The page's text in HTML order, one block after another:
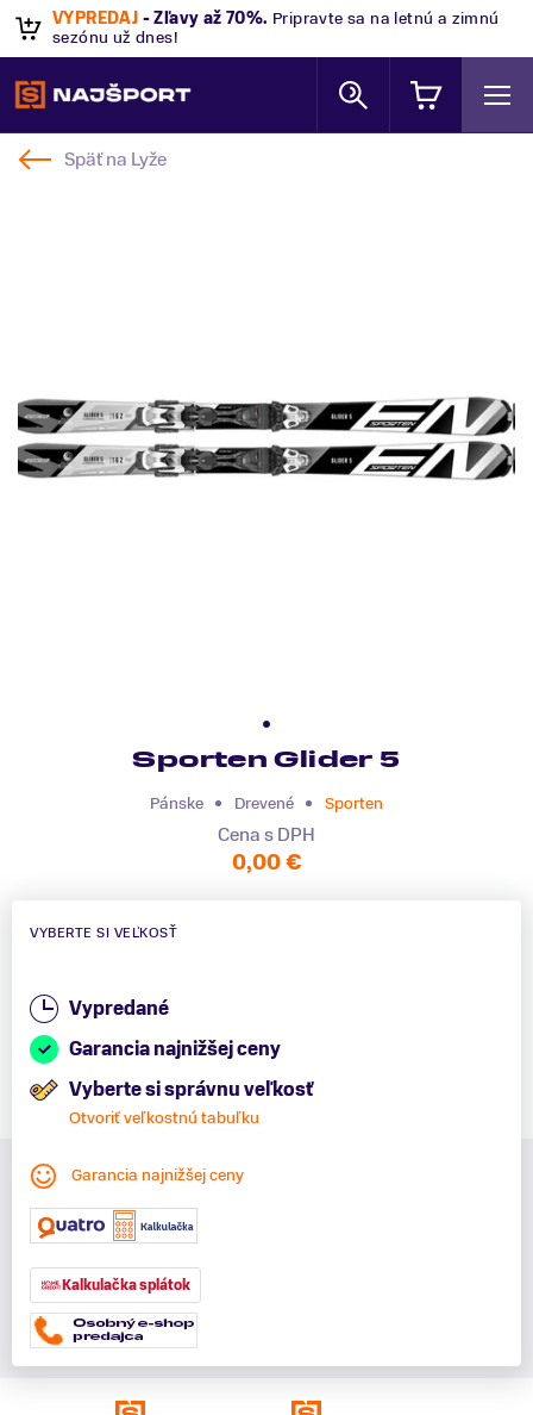
VÝPREDAJ - Zľavy až 70%. Pripravte sa na letnú a zimnú
sezónu už dnes!
Späť na Lyže
Sporten Glider 5
Pánske Drevené Sporten
Cena s DPH
0,00 €
VYBERTE SI VEĽKOSŤ
Vypredané
Garancia najnižšej ceny
Vyberte si správnu veľkosť
Otvoriť veľkostnú tabuľku
Garancia najnižšej ceny
Kalkulačka splátok